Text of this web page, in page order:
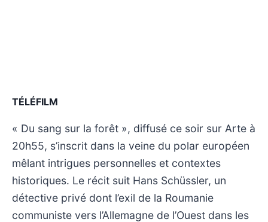
TÉLÉFILM
« Du sang sur la forêt », diffusé ce soir sur Arte à
20h55, s’inscrit dans la veine du polar européen
mêlant intrigues personnelles et contextes
historiques. Le récit suit Hans Schüssler, un
détective privé dont l’exil de la Roumanie
communiste vers l’Allemagne de l’Ouest dans les